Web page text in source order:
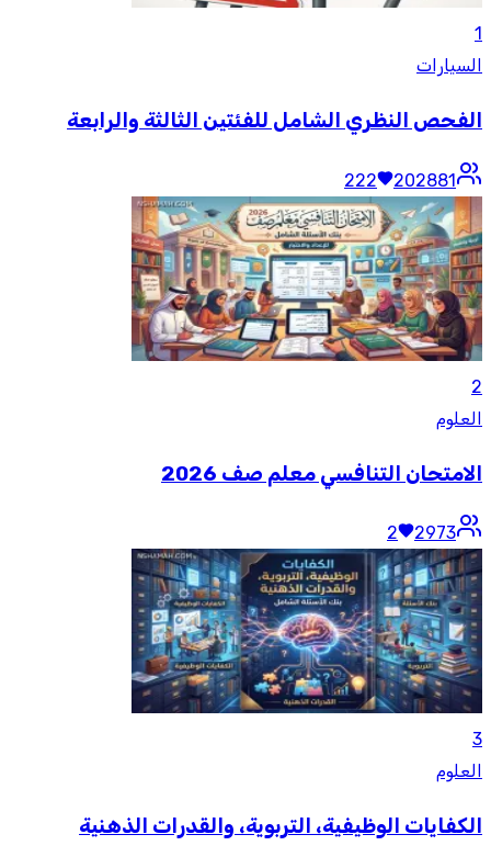
1
السيارات
الفحص النظري الشامل للفئتين الثالثة والرابعة
202881
222
2
العلوم
الامتحان التنافسي معلم صف 2026
2973
2
3
العلوم
الكفايات الوظيفية، التربوية، والقدرات الذهنية